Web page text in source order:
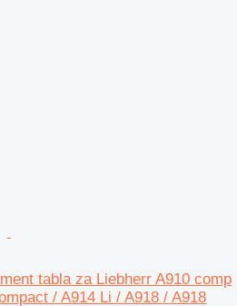
tabla za Liebherr A910 comp
/ A914 Li / A918 / A918